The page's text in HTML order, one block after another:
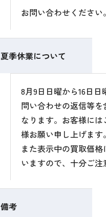
お問い合わせください。
夏季休業について
8月9日日曜から16日
問い合わせの返信等
なります。お客様に
様お願い申し上げます
また表示中の買取価
いますので、十分ご注
備考